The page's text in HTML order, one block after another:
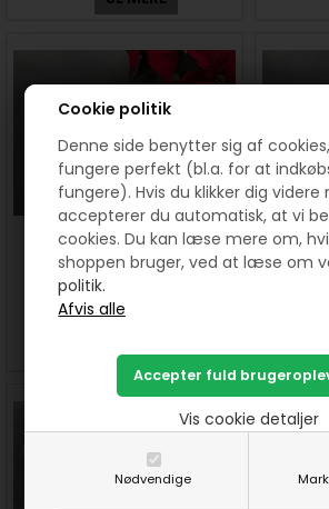
Cookie politik
Denne side benytter sig af
fungere perfekt (bl.a. for at
fungere). Hvis du klikker dig videre
accepterer du automatisk, at vi
cookies. Du kan læse mere om,
shoppen bruger, ved at læse om
politik.
Nødvendige
Vis cookie detaljer
HANNES Juleleg 2020 - et
gratis patchwork mønster - 2.
gratis